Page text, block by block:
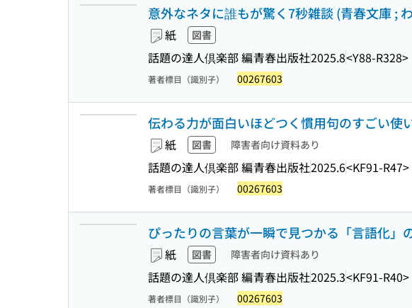
意外なネタに誰もが驚く7秒雑談 (青春文庫 ;
紙 図書
話題の達人倶楽部 編青春出版社2025.8<Y88-R328>
著者標目（識別子） 00267603
伝わる力が面白いほどつく慣用句のすごい使
紙 図書 障害者向け資料あり
話題の達人倶楽部 編青春出版社2025.6<KF91-R47>
著者標目（識別子） 00267603
ぴったりの言葉が一瞬で見つかる「言語化」
紙 図書 障害者向け資料あり
話題の達人倶楽部 編青春出版社2025.3<KF91-R40>
著者標目（識別子） 00267603